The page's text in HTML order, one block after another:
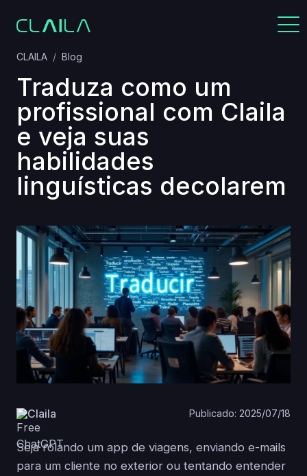
CLAILA Blog
Traduza como um
profissional com Claila
e veja suas
habilidades
linguísticas decolarem
Claila Publicado: 2025/07/18
Seja rolando um app de viagens, enviando e-mails
para um cliente no exterior ou tentando entender